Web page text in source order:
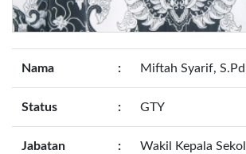
Nama : Miftah Syarif, S.Pd
Status : GTY
Jabatan : Wakil Kepala